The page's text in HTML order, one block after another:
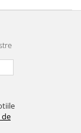
de